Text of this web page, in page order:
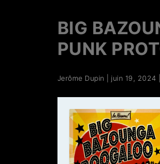
BIG
PUNK
Jerôme Dupin juin 19, 2024